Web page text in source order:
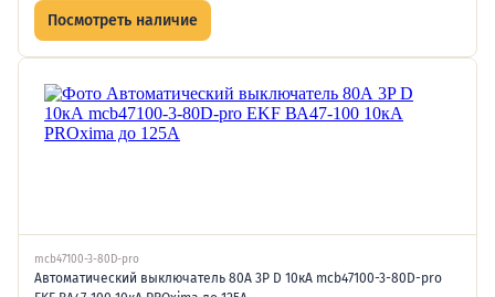
Посмотреть наличие
mcb47100-3-80D-pro
Автоматический выключатель 80А 3P D 10кА mcb47100-3-80D-pro